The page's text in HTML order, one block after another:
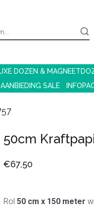
DOZEN &
AANBIEDING SALE
50cm
€67,50
Rol 50 cm x 150 meter